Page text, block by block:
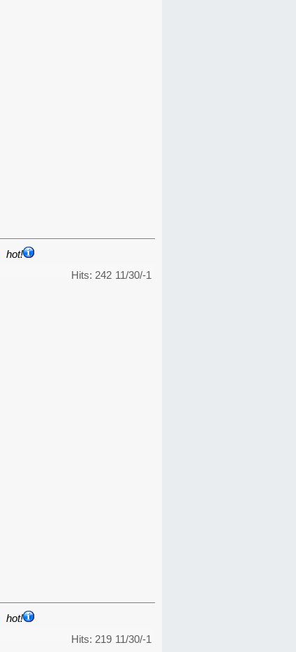
hot!
11/30/-1
Hits: 242
hot!
11/30/-1
Hits: 219